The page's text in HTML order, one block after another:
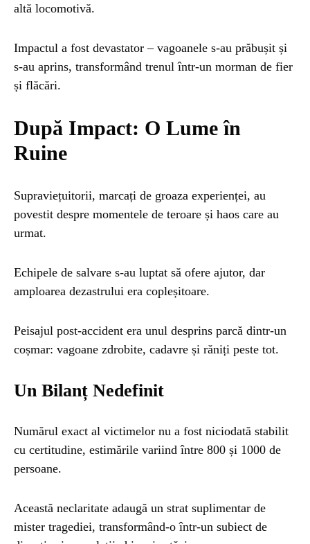
altă locomotivă.
Impactul a fost devastator – vagoanele s-au prăbușit și
s-au aprins, transformând trenul într-un morman de fier
și flăcări.
După Impact: O Lume în
Ruine
Supraviețuitorii, marcați de groaza experienței, au
povestit despre momentele de teroare și haos care au
urmat.
Echipele de salvare s-au luptat să ofere ajutor, dar
amploarea dezastrului era copleșitoare.
Peisajul post-accident era unul desprins parcă dintr-un
coșmar: vagoane zdrobite, cadavre și răniți peste tot.
Un Bilanț Nedefinit
Numărul exact al victimelor nu a fost niciodată stabilit
cu certitudine, estimările variind între 800 și 1000 de
persoane.
Această neclaritate adaugă un strat suplimentar de
mister tragediei, transformând-o într-un subiect de